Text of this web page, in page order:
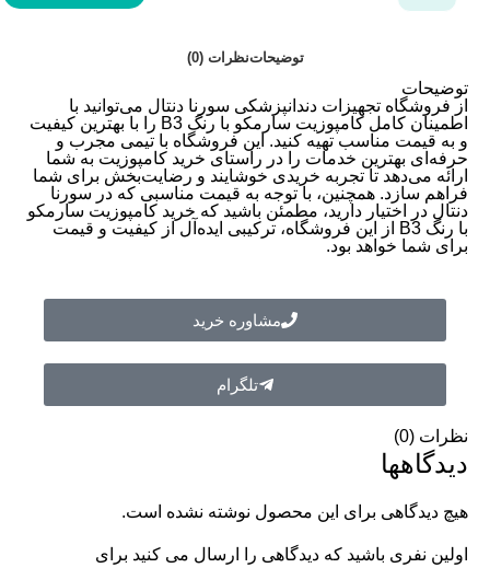
توضیحاتنظرات (0)
توضیحات
از فروشگاه تجهیزات دندانپزشکی سورنا دنتال می‌توانید با
اطمینان کامل کامپوزیت سارمکو با رنگ B3 را با بهترین کیفیت
و به قیمت مناسب تهیه کنید. این فروشگاه با تیمی مجرب و
حرفه‌ای بهترین خدمات را در راستای خرید کامپوزیت به شما
ارائه می‌دهد تا تجربه خریدی خوشایند و رضایت‌بخش برای شما
فراهم سازد. همچنین، با توجه به قیمت مناسبی که در سورنا
دنتال در اختیار دارید، مطمئن باشید که خرید کامپوزیت سارمکو
با رنگ B3 از این فروشگاه، ترکیبی ایده‌آل از کیفیت و قیمت
برای شما خواهد بود.
مشاوره خرید
تلگرام
نظرات (0)
دیدگاهها
هیچ دیدگاهی برای این محصول نوشته نشده است.
اولین نفری باشید که دیدگاهی را ارسال می کنید برای